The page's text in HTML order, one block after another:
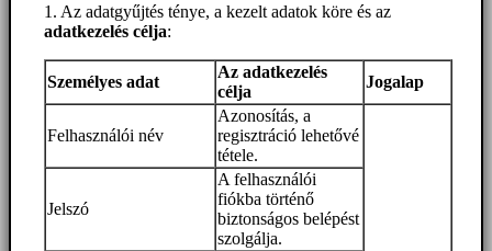
1. Az adatgyűjtés ténye, a kezelt adatok köre és az
adatkezelés célja:
Személyes adat
Az adatkezelés
célja
Jogalap
Felhasználói név
Azonosítás, a
regisztráció lehetővé
tétele.
Jelszó
A felhasználói
fiókba történő
biztonságos belépést
szolgálja.